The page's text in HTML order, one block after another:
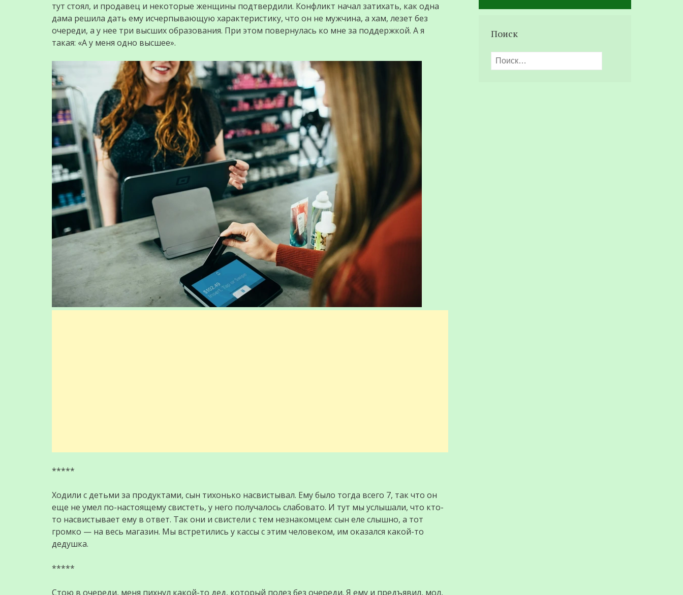
тут стоял, и продавец и некоторые женщины подтвердили. Конфликт начал затихать, как одна
дама решила дать ему исчерпывающую характеристику, что он не мужчина, а хам, лезет без
очереди, а у нее три высших образования. При этом повернулась ко мне за поддержкой. А я
такая: «А у меня одно высшее».
*****
Ходили с детьми за продуктами, сын тихонько насвистывал. Ему было тогда всего 7, так что он
еще не умел по-настоящему свистеть, у него получалось слабовато. И тут мы услышали, что кто-
то насвистывает ему в ответ. Так они и свистели с тем незнакомцем: сын еле слышно, а тот
громко — на весь магазин. Мы встретились у кассы с этим человеком, им оказался какой-то
дедушка.
*****
Стою в очереди, меня пихнул какой-то дед, который полез без очереди. Я ему и предъявил, мол,
Поиск
Найти: